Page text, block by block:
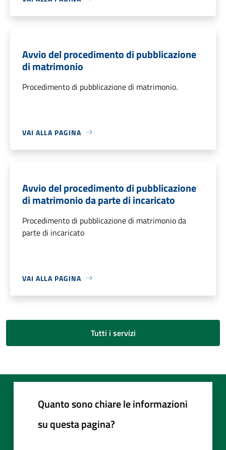
Avvio del procedimento di pubblicazione
di matrimonio
Procedimento di pubblicazione di matrimonio.
VAI ALLA PAGINA
Avvio del procedimento di pubblicazione
di matrimonio da parte di incaricato
Procedimento di pubblicazione di matrimonio da
parte di incaricato
VAI ALLA PAGINA
Tutti i servizi
Quanto sono chiare le informazioni
su questa pagina?